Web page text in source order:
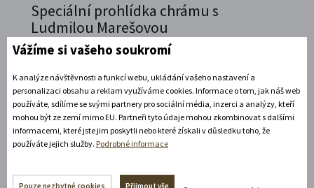
Speciální prohlídka chrámu s
Ludmilou Marešovou
Kesselgruberovou
piaristického chrámu Nalezení sv.Kříže s
Ludmilou Marešovou Kesselgruberovou a
poznejte jeho interiéry i bohatou sochařskou
výzdobu z trochu jiné perspektivy.
Rozbalte si další akce
Vážíme si vašeho soukromí
K analýze návštěvnosti a funkcí webu, ukládání vašeho nastavení a
personalizaci obsahu a reklam využíváme cookies. Informace o tom, jak náš web
používáte, sdílíme se svými partnery pro sociální média, inzerci a analýzy, kteří
mohou být ze zemí mimo EU. Partneři tyto údaje mohou zkombinovat s dalšími
informacemi, které jste jim poskytli nebo které získali v důsledku toho, že
používáte jejich služby. Podrobné informace
Pouze nezbytné cookies Přijmout vše